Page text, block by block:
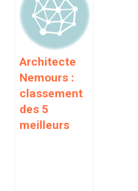
Architecte
Nemours :
classement
des 5
meilleurs